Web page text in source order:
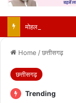
Home /छत्तीसगढ़
छत्तीसगढ़
Trending